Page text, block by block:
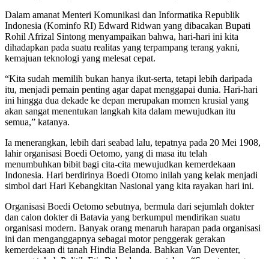
Dalam amanat Menteri Komunikasi dan Informatika Republik
Indonesia (Kominfo RI) Edward Ridwan yang dibacakan Bupati
Rohil Afrizal Sintong menyampaikan bahwa, hari-hari ini kita
dihadapkan pada suatu realitas yang terpampang terang yakni,
kemajuan teknologi yang melesat cepat.
“Kita sudah memilih bukan hanya ikut-serta, tetapi lebih daripada
itu, menjadi pemain penting agar dapat menggapai dunia. Hari-hari
ini hingga dua dekade ke depan merupakan momen krusial yang
akan sangat menentukan langkah kita dalam mewujudkan itu
semua,” katanya.
Ia menerangkan, lebih dari seabad lalu, tepatnya pada 20 Mei 1908,
lahir organisasi Boedi Oetomo, yang di masa itu telah
menumbuhkan bibit bagi cita-cita mewujudkan kemerdekaan
Indonesia. Hari berdirinya Boedi Otomo inilah yang kelak menjadi
simbol dari Hari Kebangkitan Nasional yang kita rayakan hari ini.
Organisasi Boedi Oetomo sebutnya, bermula dari sejumlah dokter
dan calon dokter di Batavia yang berkumpul mendirikan suatu
organisasi modern. Banyak orang menaruh harapan pada organisasi
ini dan menganggapnya sebagai motor penggerak gerakan
kemerdekaan di tanah Hindia Belanda. Bahkan Van Deventer,